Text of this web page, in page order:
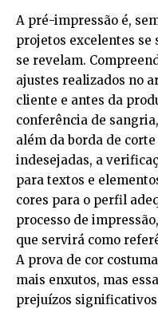
A pré-impressão é,
projetos excelentes se
se revelam.
ajustes realizados no
cliente e antes da
conferência de
além da borda de
indesejadas, a
para textos e
cores para o perfil
processo de
que servirá como
A prova de cor
mais enxutos, mas
prejuízos